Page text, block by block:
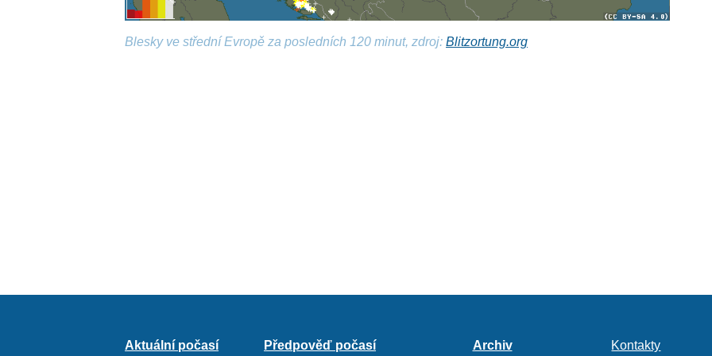
Blesky ve střední Evropě za posledních 120 minut, zdroj:Blitzortung.org
Aktuální počasí Předpověď počasí Archiv Kontakty